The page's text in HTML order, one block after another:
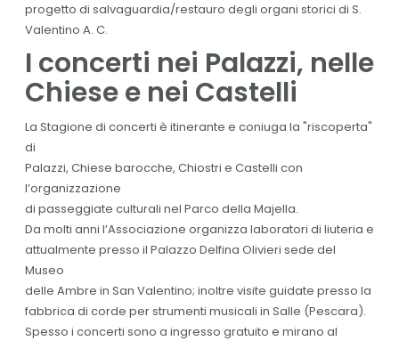
progetto di salvaguardia/restauro degli organi storici di S.
Valentino A. C.
I concerti nei Palazzi, nelle
Chiese e nei Castelli
La Stagione di concerti è itinerante e coniuga la "riscoperta"
di
Palazzi, Chiese barocche, Chiostri e Castelli con
l’organizzazione
di passeggiate culturali nel Parco della Majella.
Da molti anni l’Associazione organizza laboratori di liuteria e
attualmente presso il Palazzo Delfina Olivieri sede del
Museo
delle Ambre in San Valentino; inoltre visite guidate presso la
fabbrica di corde per strumenti musicali in Salle (Pescara).
Spesso i concerti sono a ingresso gratuito e mirano al